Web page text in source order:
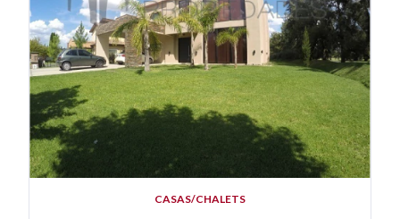
CASAS/CHALETS